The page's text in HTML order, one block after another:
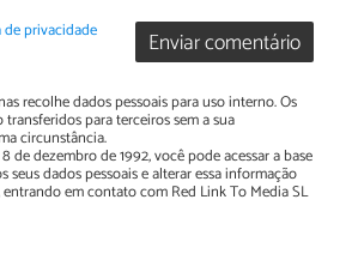
Enviar comentário
privacidade
recolhe dados pessoais para uso interno. Os
para terceiros sem a sua
circunstância.
de dezembro de 1992, você pode acessar a base
seus dados pessoais e alterar essa informação
em contato com Red Link To Media SL